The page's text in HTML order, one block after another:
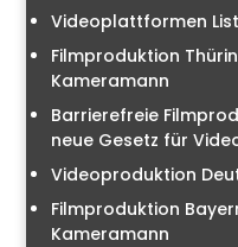
Videoplattformen
Filmproduktion
Kameramann
Barrierefreie
neue Gesetz für
Videoproduktion
Filmproduktion
Kameramann